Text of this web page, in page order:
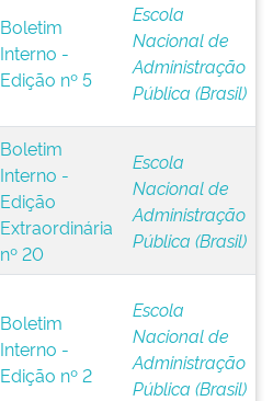
Boletim
Interno -
Edição nº 5
Escola
Nacional de
Administração
Pública (Brasil)
Boletim
Interno -
Edição
Extraordinária
nº 20
Escola
Nacional de
Administração
Pública (Brasil)
Boletim
Interno -
Edição nº 2
Escola
Nacional de
Administração
Pública (Brasil)